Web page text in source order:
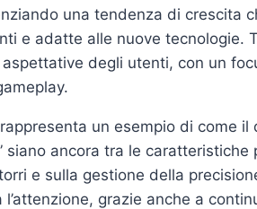
una tendenza di crescita
e adatte alle nuove tecnologie.
degli utenti, con un
un esempio di come
ancora tra le caratteristiche
e sulla gestione della
grazie anche a